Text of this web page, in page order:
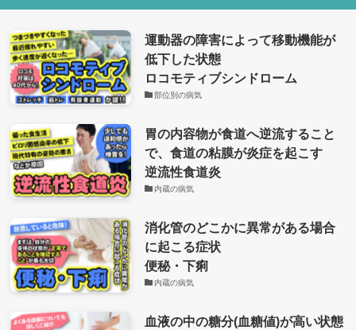
運動器の障害によって移動機能が
低下した状態
ロコモティブシンドローム
部位別の病気
胃の内容物が食道へ逆流すること
で、食道の粘膜が炎症を起こす
逆流性食道炎
内蔵の病気
消化管のどこかに異常がある場合
に起こる症状
便秘・下痢
内蔵の病気
血液の中の糖分(血糖値)が高い状態